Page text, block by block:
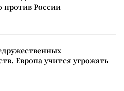
против России
Европа учится угрожать